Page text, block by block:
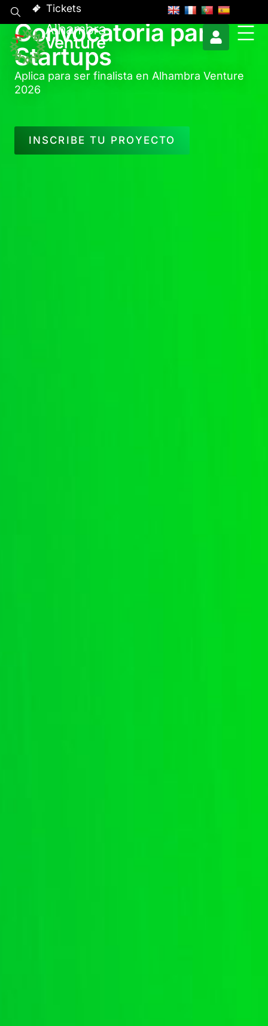
Tickets
Convocatoria para
Startups
Aplica para ser finalista en Alhambra Venture
2026
INSCRIBE TU PROYECTO